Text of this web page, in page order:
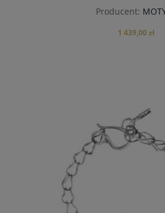
Producent:
1 439,00 zł
do koszyka